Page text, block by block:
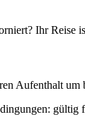
Ihr Reise
Aufenthalt um
gültig